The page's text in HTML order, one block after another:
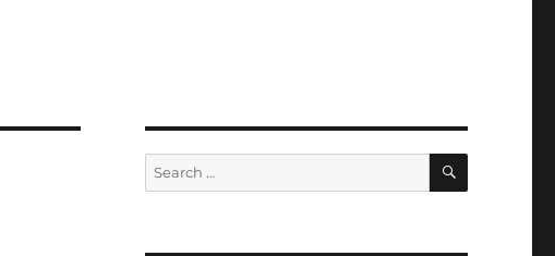
Search
for:
SEARCH